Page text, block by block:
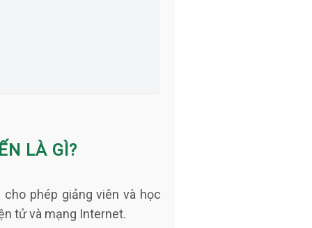
LÀ GÌ?
phép giảng viên và học
tử và mạng Internet.